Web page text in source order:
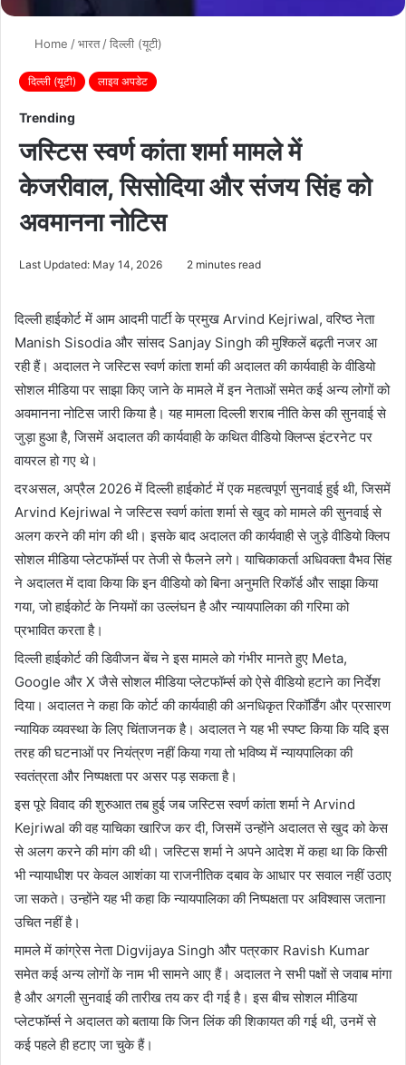
Home /भारत /दिल्ली (यूटी)
दिल्ली (यूटी) लाइव अपडेट
Trending
जस्टिस स्वर्ण कांता शर्मा मामले में
केजरीवाल, सिसोदिया और संजय सिंह को
अवमानना नोटिस
Last Updated: May 14, 2026 2 minutes read
दिल्ली हाईकोर्ट में आम आदमी पार्टी के प्रमुख Arvind Kejriwal, वरिष्ठ नेता
Manish Sisodia और सांसद Sanjay Singh की मुश्किलें बढ़ती नजर आ
रही हैं। अदालत ने जस्टिस स्वर्ण कांता शर्मा की अदालत की कार्यवाही के वीडियो
सोशल मीडिया पर साझा किए जाने के मामले में इन नेताओं समेत कई अन्य लोगों को
अवमानना नोटिस जारी किया है। यह मामला दिल्ली शराब नीति केस की सुनवाई से
जुड़ा हुआ है, जिसमें अदालत की कार्यवाही के कथित वीडियो क्लिप्स इंटरनेट पर
वायरल हो गए थे।
दरअसल, अप्रैल 2026 में दिल्ली हाईकोर्ट में एक महत्वपूर्ण सुनवाई हुई थी, जिसमें
Arvind Kejriwal ने जस्टिस स्वर्ण कांता शर्मा से खुद को मामले की सुनवाई से
अलग करने की मांग की थी। इसके बाद अदालत की कार्यवाही से जुड़े वीडियो क्लिप
सोशल मीडिया प्लेटफॉर्म्स पर तेजी से फैलने लगे। याचिकाकर्ता अधिवक्ता वैभव सिंह
ने अदालत में दावा किया कि इन वीडियो को बिना अनुमति रिकॉर्ड और साझा किया
गया, जो हाईकोर्ट के नियमों का उल्लंघन है और न्यायपालिका की गरिमा को
प्रभावित करता है।
दिल्ली हाईकोर्ट की डिवीजन बेंच ने इस मामले को गंभीर मानते हुए Meta,
Google और X जैसे सोशल मीडिया प्लेटफॉर्म्स को ऐसे वीडियो हटाने का निर्देश
दिया। अदालत ने कहा कि कोर्ट की कार्यवाही की अनधिकृत रिकॉर्डिंग और प्रसारण
न्यायिक व्यवस्था के लिए चिंताजनक है। अदालत ने यह भी स्पष्ट किया कि यदि इस
तरह की घटनाओं पर नियंत्रण नहीं किया गया तो भविष्य में न्यायपालिका की
स्वतंत्रता और निष्पक्षता पर असर पड़ सकता है।
इस पूरे विवाद की शुरुआत तब हुई जब जस्टिस स्वर्ण कांता शर्मा ने Arvind
Kejriwal की वह याचिका खारिज कर दी, जिसमें उन्होंने अदालत से खुद को केस
से अलग करने की मांग की थी। जस्टिस शर्मा ने अपने आदेश में कहा था कि किसी
भी न्यायाधीश पर केवल आशंका या राजनीतिक दबाव के आधार पर सवाल नहीं उठाए
जा सकते। उन्होंने यह भी कहा कि न्यायपालिका की निष्पक्षता पर अविश्वास जताना
उचित नहीं है।
मामले में कांग्रेस नेता Digvijaya Singh और पत्रकार Ravish Kumar
समेत कई अन्य लोगों के नाम भी सामने आए हैं। अदालत ने सभी पक्षों से जवाब मांगा
है और अगली सुनवाई की तारीख तय कर दी गई है। इस बीच सोशल मीडिया
प्लेटफॉर्म्स ने अदालत को बताया कि जिन लिंक की शिकायत की गई थी, उनमें से
कई पहले ही हटाए जा चुके हैं।